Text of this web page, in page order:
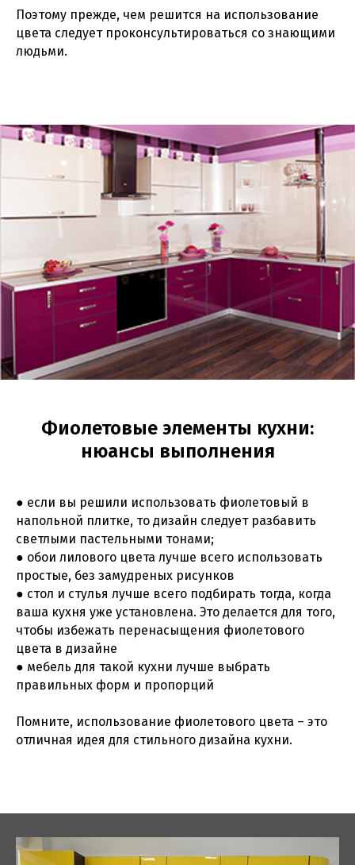
Поэтому прежде, чем решится на использование
цвета следует проконсультироваться со знающими
людьми.
Фиолетовые элементы кухни:
нюансы выполнения
● если вы решили использовать фиолетовый в
напольной плитке, то дизайн следует разбавить
светлыми пастельными тонами;
● обои лилового цвета лучше всего использовать
простые, без замудреных рисунков
● стол и стулья лучше всего подбирать тогда, когда
ваша кухня уже установлена. Это делается для того,
чтобы избежать перенасыщения фиолетового
цвета в дизайне
● мебель для такой кухни лучше выбрать
правильных форм и пропорций
Помните, использование фиолетового цвета – это
отличная идея для стильного дизайна кухни.